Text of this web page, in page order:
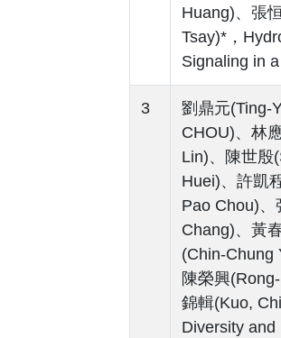
Huang)、張
Tsay)*，
Signaling in
3
劉鼎元(Ting-
CHOU)、林
Lin)、陳世殷
Huei)、許凱
Pao Chou)
Chang)、黃
(Chin-Chung
陳榮興
錦輯(Kuo,
Diversity